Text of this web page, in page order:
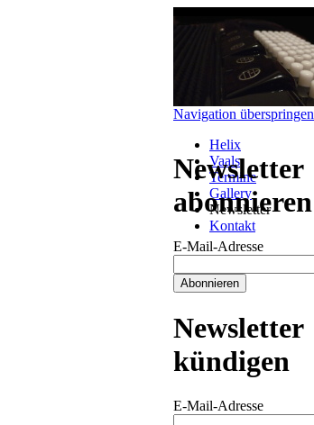
Navigation überspringen
Helix
Vaals
Termine
Gallery
Newsletter
Kontakt
Newsletter
abonnieren
E-Mail-Adresse
Newsletter
kündigen
E-Mail-Adresse